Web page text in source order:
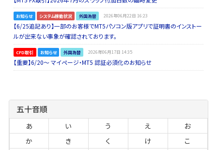
お知らせ システム稼動状況 外国為替 2026年06月22日 16:23
【6/25追記あり】一部のお客様でMT5パソコン版アプリで証明書のインストー
ルが出来ない事象が確認されております。
CFD取引 お知らせ 外国為替 2026年06月17日 14:35
【重要】6/20～ マイページ・MT5 認証必須化のお知らせ
五十音順
あ い う え
お
か
き く け
こ